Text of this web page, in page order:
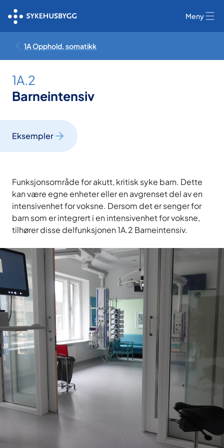
Meny
1A Opphold, somatikk
Barneintensiv
1A.2
Eksempler
Funksjonsområde for akutt, kritisk syke barn. Dette
kan være egne enheter eller en avgrenset del av en
intensivenhet for voksne. Dersom det er senger for
barn som er integrert i en intensivenhet for voksne,
tilhører disse delfunksjonen 1A.2 Barneintensiv.